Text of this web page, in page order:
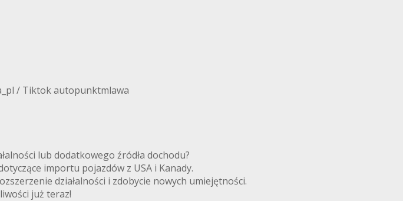
/ Tiktok autopunktmlawa
lub dodatkowego źródła dochodu?
importu pojazdów z USA i Kanady.
działalności i zdobycie nowych umiejętności.
już teraz!